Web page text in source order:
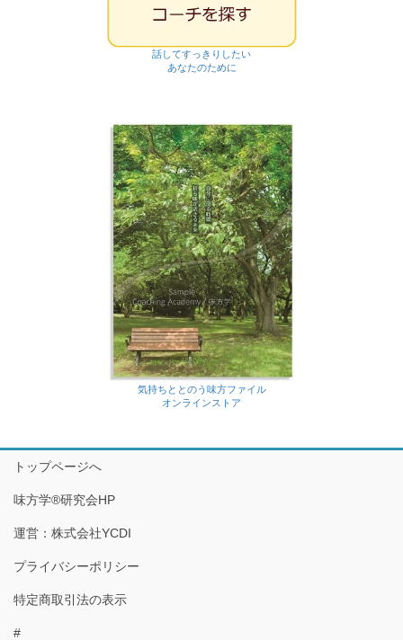
話してすっきりしたい
あなたのために
気持ちととのう味方ファイル
オンラインストア
トップページへ
味方学®研究会HP
運営：株式会社YCDI
プライバシーポリシー
特定商取引法の表示
#